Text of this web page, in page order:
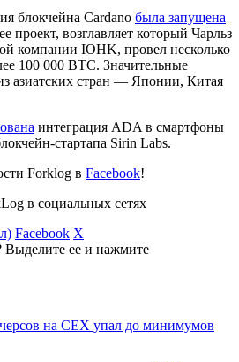
блокчейна Cardano была запущена
проект, возглавляет который Чарльз
компании IOHK, провел несколько
100 000 BTC. Значительные
азиатских стран — Японии, Китая
интеграция ADA в смартфоны
стартапа Sirin Labs.
Forklog в Facebook!
в социальных сетях
Facebook X
ее и нажмите
на CEX упал до минимумов